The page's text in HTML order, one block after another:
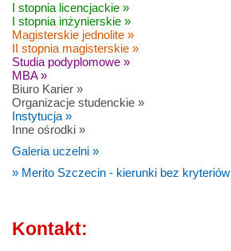
I stopnia licencjackie »
I stopnia inżynierskie »
Magisterskie jednolite »
II stopnia magisterskie »
Studia podyplomowe »
MBA »
Biuro Karier »
Organizacje studenckie »
Instytucja »
Inne ośrodki »
Galeria uczelni »
» Merito Szczecin - kierunki bez kryteriów
Kontakt: